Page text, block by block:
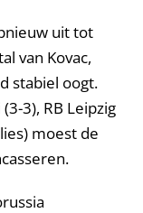
uit tot
van Kovac,
stabiel oogt.
3), RB Leipzig
moest de